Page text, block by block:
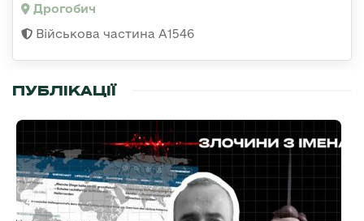
Дрогобич
Військова частина А1546
ПУБЛІКАЦІЇ